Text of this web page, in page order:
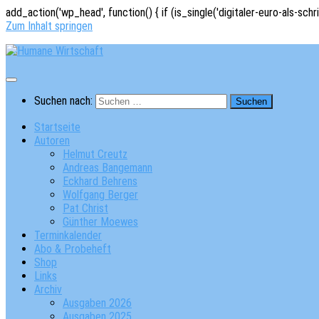
add_action('wp_head', function() { if (is_single('digitaler-euro-als-
Zum Inhalt springen
Suchen nach:
Startseite
Autoren
Helmut Creutz
Andreas Bangemann
Eckhard Behrens
Wolfgang Berger
Pat Christ
Günther Moewes
Terminkalender
Abo & Probeheft
Shop
Links
Archiv
Ausgaben 2026